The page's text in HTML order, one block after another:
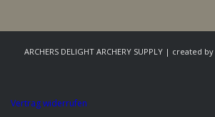
ARCHERS DELIGHT ARCHERY SUPPLY | created by
Vertrag widerrufen